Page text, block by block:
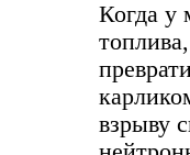
Когда у
взрыву